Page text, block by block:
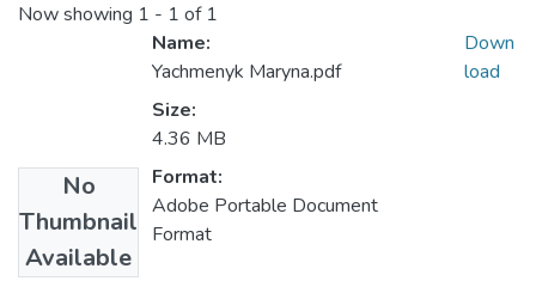
Now showing 1 - 1 of 1
No
Thumbnail
Available
Name:
Yachmenyk Maryna.pdf
Size:
4.36 MB
Format:
Adobe Portable Document
Format
Down
load